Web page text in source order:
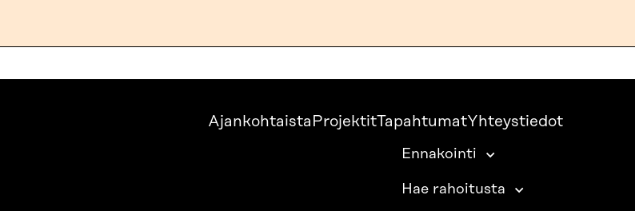
AjankohtaistaProjektitTapahtumatYhteystiedot
Ennakointi
Hae rahoitusta